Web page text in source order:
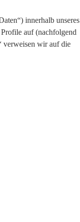
innerhalb unseres
auf (nachfolgend
verweisen wir auf die